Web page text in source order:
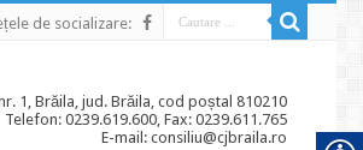
de socializare:
1, Brăila, jud. Brăila, cod poștal 810210
Telefon: 0239.619.600, Fax: 0239.611.765
E-mail: consiliu@cjbraila.ro